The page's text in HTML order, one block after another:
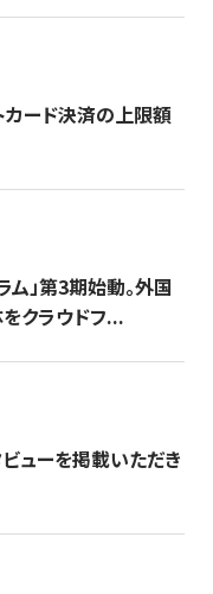
カード決済の上限額
」第3期始動。外国
クラウドフ...
ューを掲載いただき